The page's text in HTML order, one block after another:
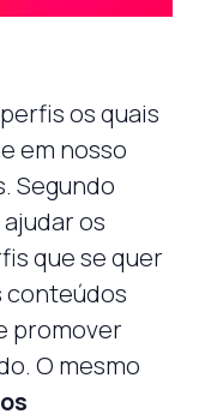
os quais
em nosso
Segundo
os
que se quer
conteúdos
promover
O mesmo